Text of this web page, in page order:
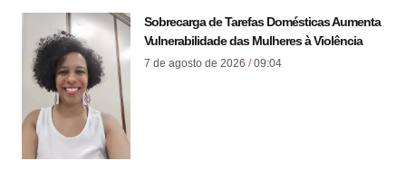
Sobrecarga de Tarefas Domésticas Aumenta
Vulnerabilidade das Mulheres à Violência
7 de agosto de 2026 09:04